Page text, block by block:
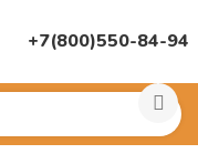
+7(800)550-84-94
Для массажа, дорожки